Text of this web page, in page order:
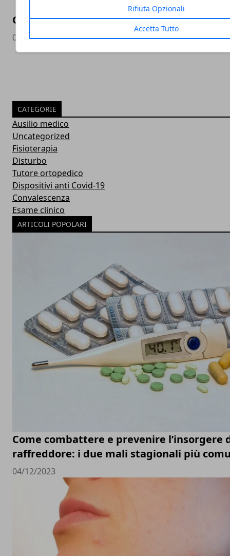
Rifiuta Opzionali
Accetta Tutto
Come scegliere e come usare le
01/03/2020
CATEGORIE
Ausilio medico
Uncategorized
Fisioterapia
Disturbo
Tutore ortopedico
Dispositivi anti Covid-19
Convalescenza
Esame clinico
ARTICOLI POPOLARI
Come combattere e prevenire l’insorgere
raffreddore: i due mali stagionali più
04/12/2023